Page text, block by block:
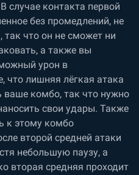
случае контакта первой
без промедлений, не
так что он не сможет ни
а также вы
урон в
что лишняя лёгкая атака
ваше комбо, так что нужно
свои удары. Также
к этому комбо
второй средней атаки
небольшую паузу, а
вторая средняя проходит